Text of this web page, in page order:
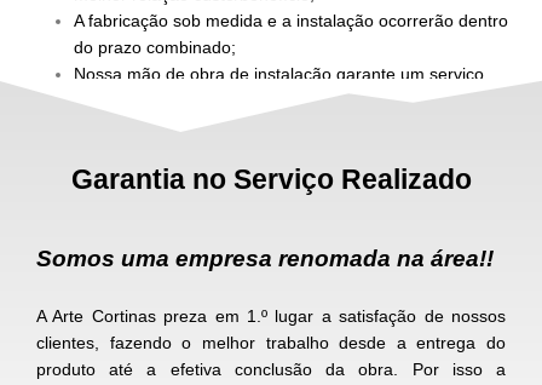
A fabricação sob medida e a instalação ocorrerão dentro
do prazo combinado;
Nossa mão de obra de instalação garante um serviço
rápido, limpo e seguro
Garantia no Serviço Realizado
Somos uma empresa renomada na área!!
A Arte Cortinas preza em 1.º lugar a satisfação de nossos
clientes, fazendo o melhor trabalho desde a entrega do
produto até a efetiva conclusão da obra. Por isso a